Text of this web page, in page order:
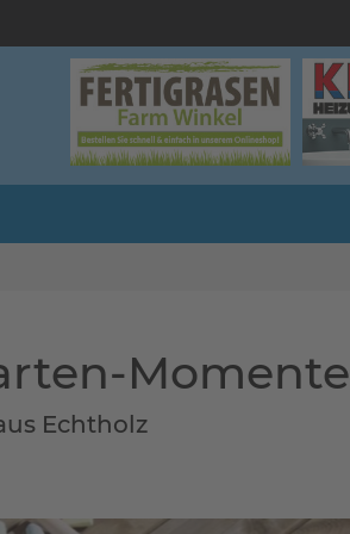
Momente
Echtholz